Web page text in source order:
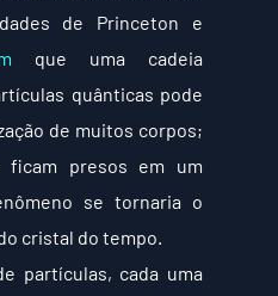
de Princeton e
que uma cadeia
quânticas pode
de muitos corpos;
presos em um
se tornaria o
cristal do tempo.
partículas, cada uma